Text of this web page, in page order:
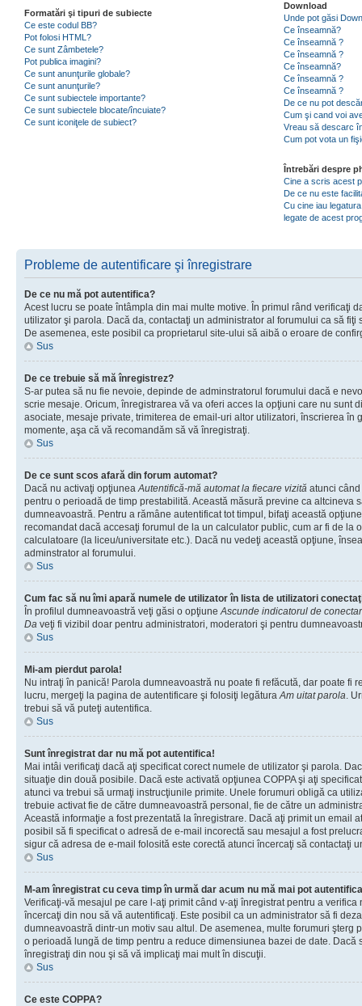
Formatări şi tipuri de subiecte
Ce este codul BB?
Pot folosi HTML?
Ce sunt Zâmbetele?
Pot publica imagini?
Ce sunt anunţurile globale?
Ce sunt anunţurile?
Ce sunt subiectele importante?
Ce sunt subiectele blocate/încuiate?
Ce sunt iconiţele de subiect?
Download
Unde pot găsi
Ce înseamnă?
Ce înseamnă ?
Ce înseamnă ?
Ce înseamnă?
Ce înseamnă ?
Ce înseamnă ?
De ce nu pot
Cum şi cand voi
Vreau să descarc
Cum pot vota un
Întrebări despre
Cine a scris acest
De ce nu este
Cu cine iau
legate de acest
Probleme de autentificare şi înregistrare
De ce nu mă pot autentifica?
Acest lucru se poate întâmpla din mai multe motive. În primul rând verificaţi
utilizator şi parola. Dacă da, contactaţi un administrator al forumului ca să fiţi
De asemenea, este posibil ca proprietarul site-ului să aibă o eroare de
Sus
De ce trebuie să mă înregistrez?
S-ar putea să nu fie nevoie, depinde de adminstratorul forumului dacă e
scrie mesaje. Oricum, înregistrarea vă va oferi acces la opţiuni care nu sunt
asociate, mesaje private, trimiterea de email-uri altor utilizatori, înscrierea în
momente, aşa că vă recomandăm să vă înregistraţi.
Sus
De ce sunt scos afară din forum automat?
Dacă nu activaţi opţiuneaAutentifică-mă automat la fiecare vizită atunci
pentru o perioadă de timp prestabilită. Această măsură previne ca altcineva
dumneavoastră. Pentru a rămâne autentificat tot timpul, bifaţi această
recomandat dacă accesaţi forumul de la un calculator public, cum ar fi de la
calculatoare (la liceu/universitate etc.). Dacă nu vedeţi această opţiune,
adminstrator al forumului.
Sus
Cum fac să nu îmi apară numele de utilizator în lista de utilizatori
În profilul dumneavoastră veţi găsi o opţiuneAscunde indicatorul de
Da veţi fi vizibil doar pentru administratori, moderatori şi pentru
Sus
Mi-am pierdut parola!
Nu intraţi în panică! Parola dumneavoastră nu poate fi refăcută, dar poate fi
lucru, mergeţi la pagina de autentificare şi folosiţi legăturaAm uitat parola.
trebui să vă puteţi autentifica.
Sus
Sunt înregistrat dar nu mă pot autentifica!
Mai intâi verificaţi dacă aţi specificat corect numele de utilizator şi parola.
situaţie din două posibile. Dacă este activată opţiunea COPPA şi aţi
atunci va trebui să urmaţi instrucţiunile primite. Unele forumuri obligă ca
trebuie activat fie de către dumneavoastră personal, fie de către un
Această informaţie a fost prezentată la înregistrare. Dacă aţi primit un email
posibil să fi specificat o adresă de e-mail incorectă sau mesajul a fost
sigur că adresa de e-mail folosită este corectă atunci încercaţi să contactaţi
Sus
M-am înregistrat cu ceva timp în urmă dar acum nu mă mai pot
Verificaţi-vă mesajul pe care l-aţi primit când v-aţi înregistrat pentru a
încercaţi din nou să vă autentificaţi. Este posibil ca un administrator să fi
dumneavoastră dintr-un motiv sau altul. De asemenea, multe forumuri şterg
o perioadă lungă de timp pentru a reduce dimensiunea bazei de date. Dacă
înregistraţi din nou şi să vă implicaţi mai mult în discuţii.
Sus
Ce este COPPA?